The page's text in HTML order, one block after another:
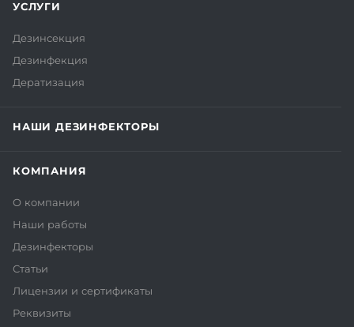
УСЛУГИ
Дезинсекция
Дезинфекция
Дератизация
НАШИ ДЕЗИНФЕКТОРЫ
КОМПАНИЯ
О компании
Наши работы
Дезинфекторы
Статьи
Лицензии и сертификаты
Реквизиты